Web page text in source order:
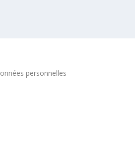
personnelles